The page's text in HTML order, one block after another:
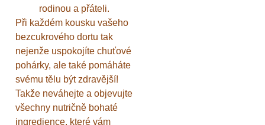
rodinou a přáteli.
Při každém kousku vašeho
bezcukrového dortu tak
nejenže uspokojíte chuťové
pohárky, ale také pomáháte
svému tělu být zdravější!
Takže neváhejte a objevujte
všechny nutričně bohaté
ingredience, které vám